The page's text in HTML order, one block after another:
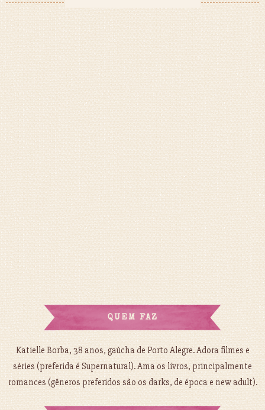
QUEM FAZ
Katielle Borba, 38 anos, gaúcha de Porto Alegre. Adora filmes e
séries (preferida é Supernatural). Ama os livros, principalmente
romances (gêneros preferidos são os darks, de época e new adult).